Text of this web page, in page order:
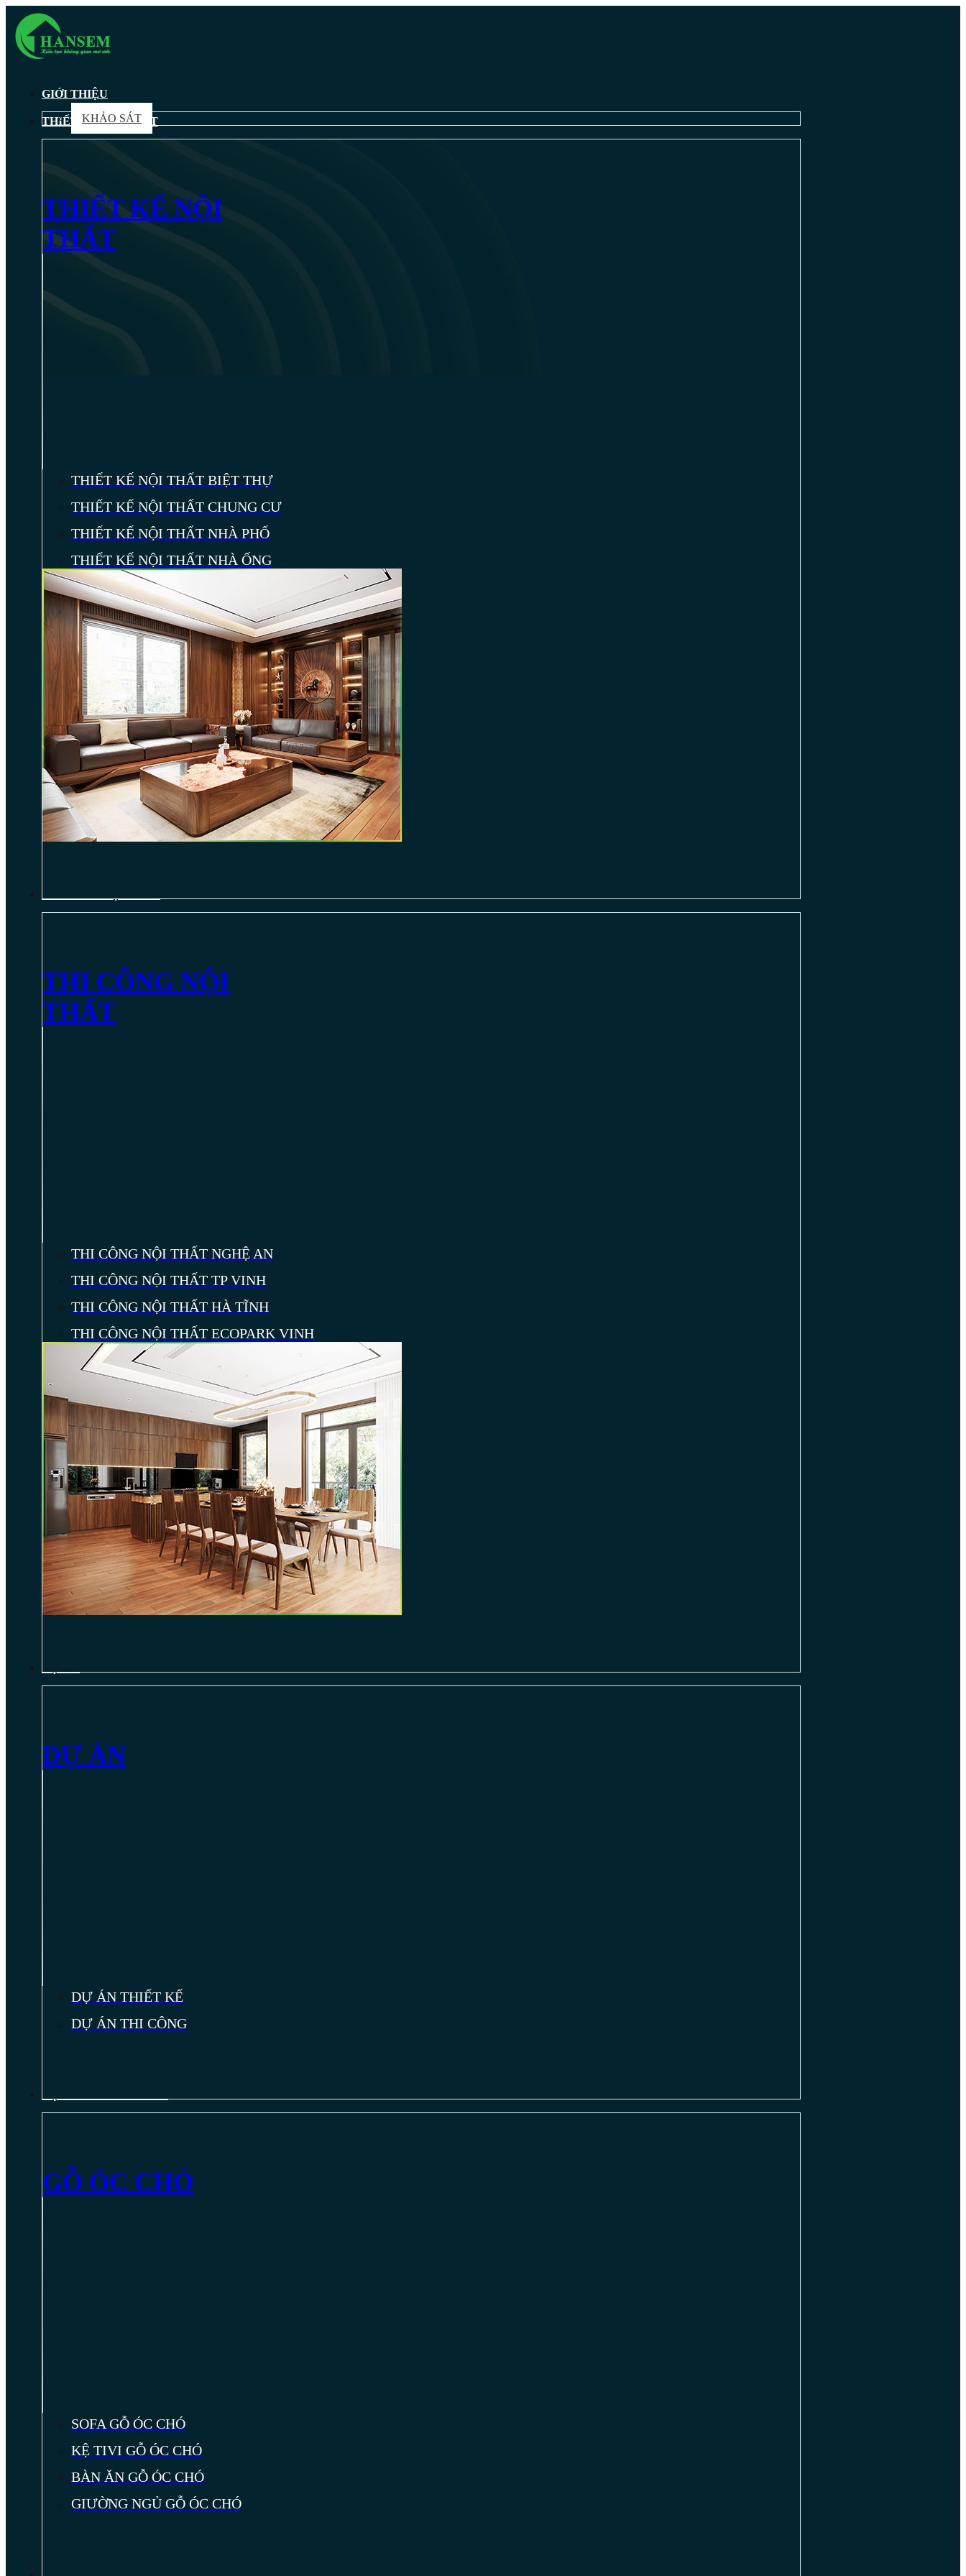
GIỚI THIỆU
KHẢO SÁT
THIẾT KẾ NỘI THẤT
THIẾT KẾ NỘI
THẤT
THIẾT KẾ NỘI THẤT BIỆT THỰ
THIẾT KẾ NỘI THẤT CHUNG CƯ
THIẾT KẾ NỘI THẤT NHÀ PHỐ
THIẾT KẾ NỘI THẤT NHÀ ỐNG
THI CÔNG NỘI
THẤT
THI CÔNG NỘI THẤT NGHỆ AN
THI CÔNG NỘI THẤT TP VINH
THI CÔNG NỘI THẤT HÀ TĨNH
THI CÔNG NỘI THẤT ECOPARK VINH
DỰ ÁN
DỰ ÁN THIẾT KẾ
DỰ ÁN THI CÔNG
GỖ ÓC CHÓ
SOFA GỖ ÓC CHÓ
KỆ TIVI GỖ ÓC CHÓ
BÀN ĂN GỖ ÓC CHÓ
GIƯỜNG NGỦ GỖ ÓC CHÓ